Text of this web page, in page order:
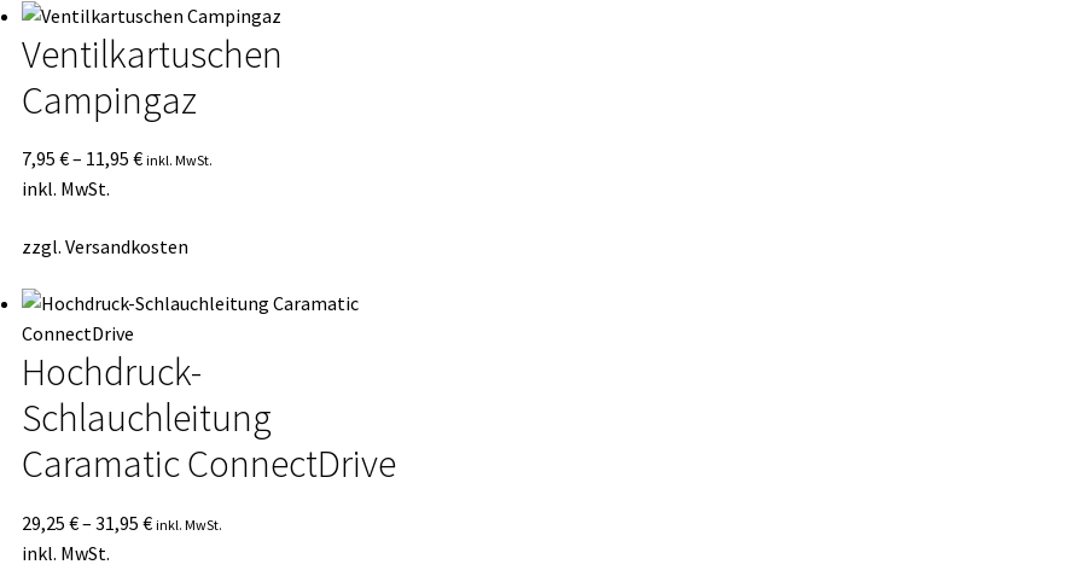
Ventilkartuschen
Campingaz
7,95 €– 11,95 € inkl. MwSt.
inkl. MwSt.
zzgl. Versandkosten
Hochdruck-
Schlauchleitung
Caramatic ConnectDrive
29,25 €– 31,95 € inkl. MwSt.
inkl. MwSt.